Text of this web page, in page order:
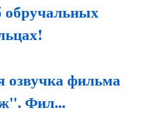
обручальных
озвучка фильма
Фил...